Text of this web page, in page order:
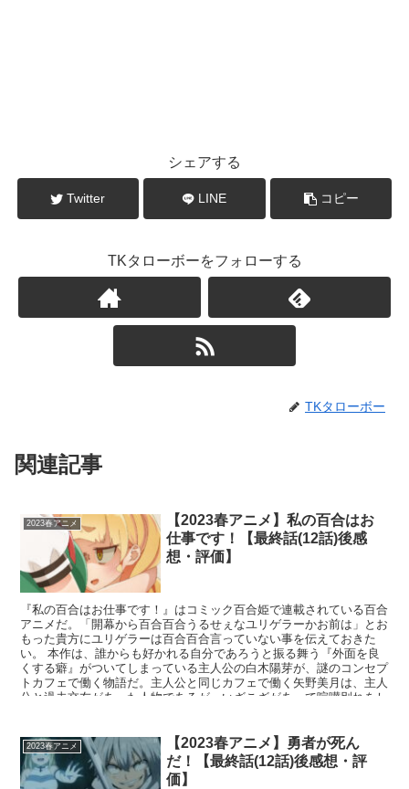
シェアする
Twitter LINE コピー
TKタローボーをフォローする
TKタローボー
関連記事
2023春アニメ
【2023春アニメ】私の百合はお
仕事です！【最終話(12話)後感
想・評価】
『私の百合はお仕事です！』はコミック百合姫で連載されている百合
アニメだ。「開幕から百合百合うるせぇなユリゲラーかお前は」とお
もった貴方にユリゲラーは百合百合言っていない事を伝えておきた
い。 本作は、誰からも好かれる自分であろうと振る舞う『外面を良
くする癖』がついてしまっている主人公の白木陽芽が、謎のコンセプ
トカフェで働く物語だ。主人公と同じカフェで働く矢野美月は、主人
公と過去交友があった人物であるが、いざこざがあって喧嘩別れをし
2023春アニメ
【2023春アニメ】勇者が死ん
だ！【最終話(12話)後感想・評
価】